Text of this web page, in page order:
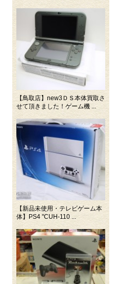
【鳥取店】new3ＤＳ本体買取さ
せて頂きました！ゲーム機 ...
【新品未使用・テレビゲーム本
体】PS4 "CUH-110 ...